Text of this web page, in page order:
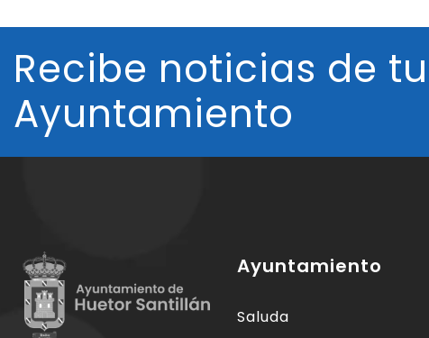
Recibe noticias de tu
Ayuntamiento
Ayuntamiento
Saluda